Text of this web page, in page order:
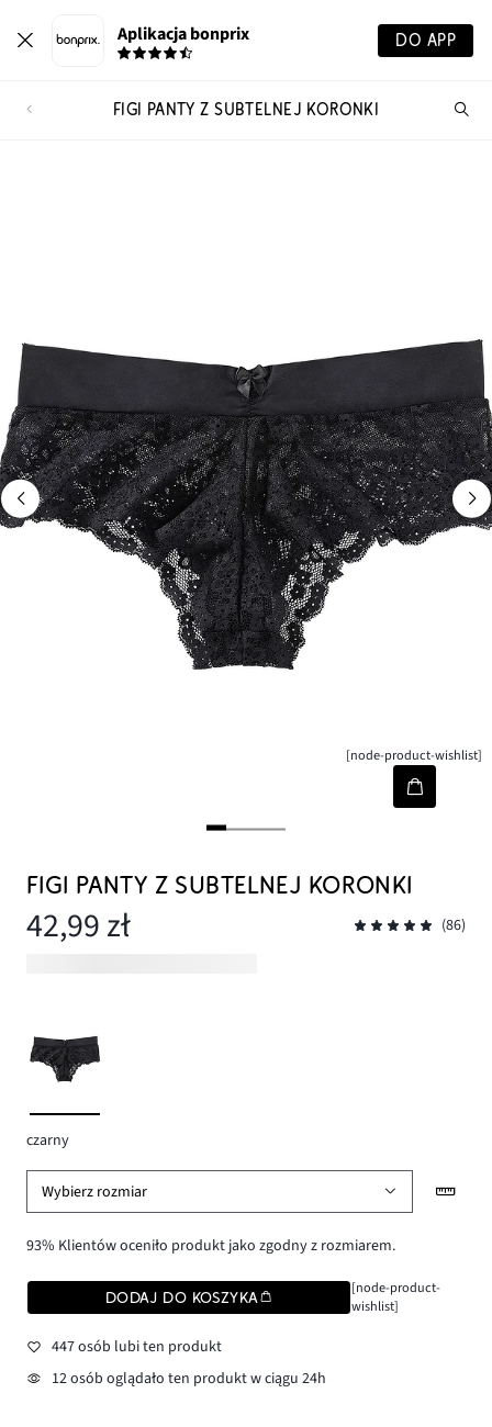
Aplikacja bonprix DO APP
FIGI PANTY Z SUBTELNEJ KORONKI
[node-product-wishlist]
FIGI PANTY Z SUBTELNEJ KORONKI
42,99 zł (86)
czarny
Wybierz rozmiar
93% Klientów oceniło produkt jako zgodny z rozmiarem.
DODAJ DO KOSZYKA
[node-product-
wishlist]
447 osób lubi ten produkt
12 osób oglądało ten produkt w ciągu 24h